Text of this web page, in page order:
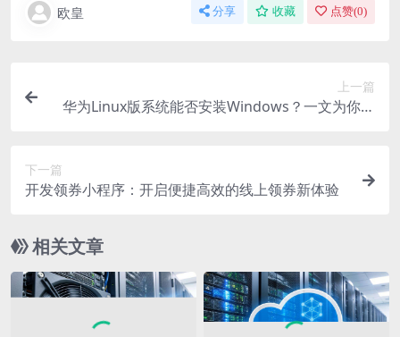
欧皇 分享 收藏 点赞(0)
上一篇
华为Linux版系统能否安装Windows？一文为你揭
下一篇
开发领券小程序：开启便捷高效的线上领券新体验
相关文章